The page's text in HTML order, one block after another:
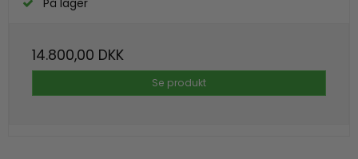
14.800,00 DKK
Se produkt